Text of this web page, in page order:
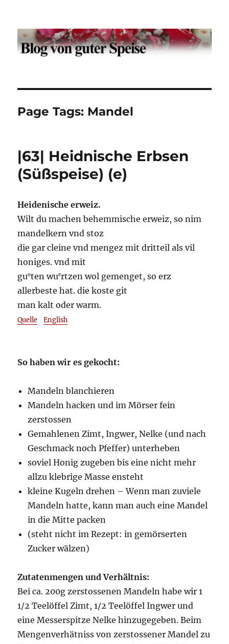
Der Blog von guter Speise
Page Tags: Mandel
|63| Heidnische Erbsen
(Süßspeise) (e)
Heidenische erweiz.
Wilt du machen behemmische erweiz, so nim
mandelkern vnd stoz
die gar cleine vnd mengez mit dritteil als vil
honiges. vnd mit
guoten wuertzen wol gemenget, so erz
allerbeste hat. die koste git
man kalt oder warm.
Quelle English
So haben wir es gekocht:
Mandeln blanchieren
Mandeln hacken und im Mörser fein
zerstossen
Gemahlenen Zimt, Ingwer, Nelke (und nach
Geschmack noch Pfeffer) unterheben
soviel Honig zugeben bis eine nicht mehr
allzu klebrige Masse ensteht
kleine Kugeln drehen – Wenn man zuviele
Mandeln hatte, kann man auch eine Mandel
in die Mitte packen
(steht nicht im Rezept: in gemörserten
Zucker wälzen)
Zutatenmengen und Verhältnis:
Bei ca. 200g zerstossenen Mandeln habe wir 1
1/2 Teelöffel Zimt, 1/2 Teelöffel Ingwer und
eine Messerspitze Nelke hinzugegeben. Beim
Mengenverhätniss von zerstossener Mandel zu